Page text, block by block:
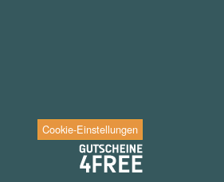
Cookie-Einstellungen